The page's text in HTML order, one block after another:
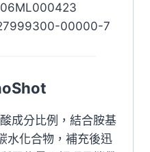
00000-7
成分比例，結合胺基
水化合物，補充後迅